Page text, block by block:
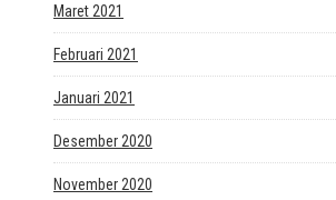
Maret 2021
Februari 2021
Januari 2021
Desember 2020
November 2020